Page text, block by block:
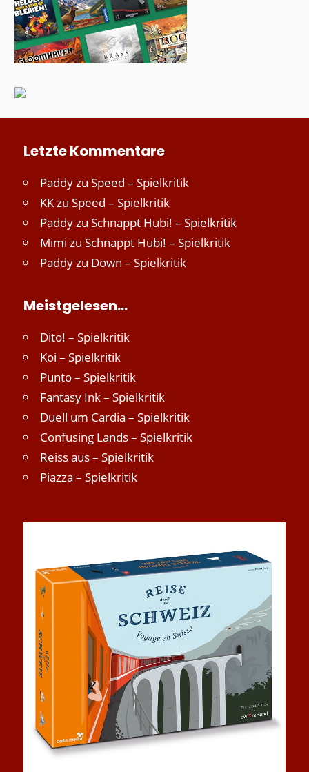
Letzte Kommentare
Paddyzu Speed – Spielkritik
KKzu Speed – Spielkritik
Paddyzu Schnappt Hubi! – Spielkritik
Mimi zu Schnappt Hubi! – Spielkritik
Paddyzu Down – Spielkritik
Meistgelesen…
Dito! – Spielkritik
Koi – Spielkritik
Punto – Spielkritik
Fantasy Ink – Spielkritik
Duell um Cardia – Spielkritik
Confusing Lands – Spielkritik
Reiss aus – Spielkritik
Piazza – Spielkritik